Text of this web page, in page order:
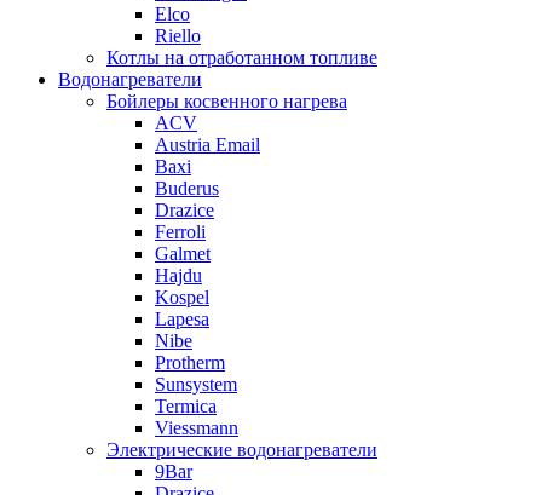
Elco
Riello
Котлы на отработанном топливе
Водонагреватели
Бойлеры косвенного нагрева
ACV
Austria Email
Baxi
Buderus
Drazice
Ferroli
Galmet
Hajdu
Kospel
Lapesa
Nibe
Protherm
Sunsystem
Termica
Viessmann
Электрические водонагреватели
9Bar